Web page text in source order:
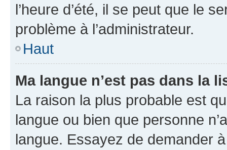
l’heure d’été, il se peut que le
problème à l’administrateur.
Haut
Ma langue n’est pas dans la
La raison la plus probable est
langue ou bien que personne
langue. Essayez de demander